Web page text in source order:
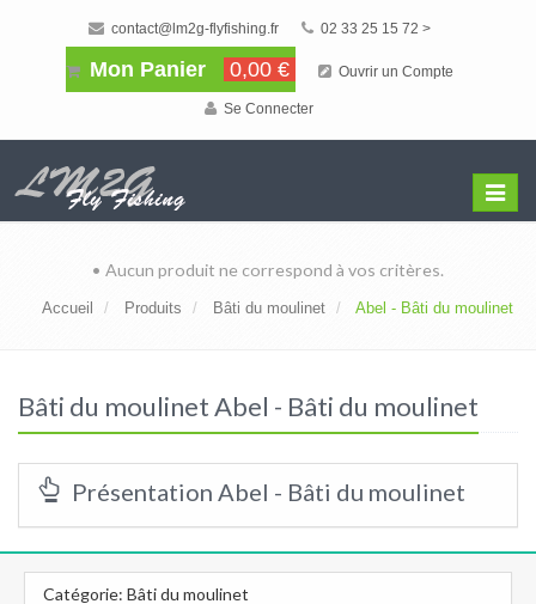
contact@lm2g-flyfishing.fr 02 33 25 15 72 >
Mon Panier 0,00 € Ouvrir un Compte
Se Connecter
Menu
• Aucun produit ne correspond à vos critères.
Accueil Produits Bâti du moulinet Abel - Bâti du moulinet
Bâti du moulinet Abel - Bâti du moulinet
Présentation Abel - Bâti du moulinet
Catégorie: Bâti du moulinet